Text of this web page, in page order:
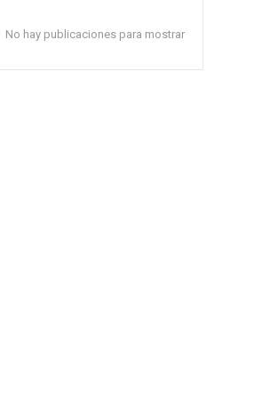
No hay publicaciones para mostrar